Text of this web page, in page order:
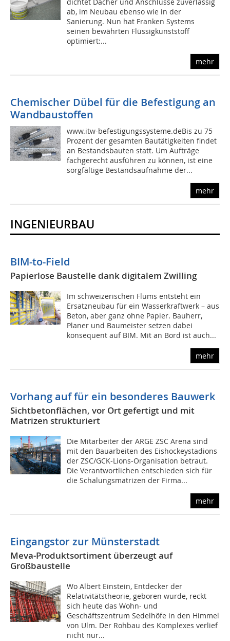
ab, im Neubau ebenso wie in der
Sanierung. Nun hat Franken Systems
seinen bewährten Flüssigkunststoff
optimiert:...
mehr
Chemischer Dübel für die Befestigung an
Wandbaustoffen
www.itw-befestigungssysteme.deBis zu 75
Prozent der gesamten Bautätigkeiten findet
an Bestandsbauten statt. Um Aufträge
fachgerecht ausführen zu können, ist eine
sorgfältige Bestandsaufnahme der...
mehr
INGENIEURBAU
BIM-to-Field
Papierlose Baustelle dank digitalem Zwilling
Im schweizerischen Flums entsteht ein
Ersatzneubau für ein Wasserkraftwerk – aus
Beton, aber ganz ohne Papier. Bauherr,
Planer und Baumeister setzen dabei
konsequent auf BIM. Mit an Bord ist auch...
mehr
Vorhang auf für ein besonderes Bauwerk
Sichtbetonflächen, vor Ort gefertigt und mit
Matrizen strukturiert
Die Mitarbeiter der ARGE ZSC Arena sind
mit den Bauarbeiten des Eishockeystadions
der ZSC/GCK-Lions-Organisation betraut.
Die Verantwortlichen entschieden sich für
die Schalungsmatrizen der Firma...
mehr
Eingangstor zur Münsterstadt
Meva-Produktsortiment überzeugt auf
Großbaustelle
Wo Albert Einstein, Entdecker der
Relativitätstheorie, geboren wurde, reckt
sich heute das Wohn- und
Geschäftszentrum Sedelhöfe in den Himmel
von Ulm. Der Rohbau des Komplexes verlief
nicht nur...